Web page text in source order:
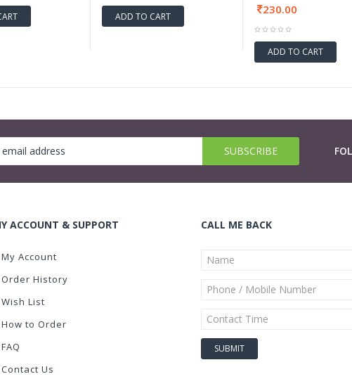
ADD TO CART
230.00
ADD TO CART
ACCOUNT & SUPPORT
My Account
Order History
Wish List
How to Order
FAQ
Contact Us
CALL ME BACK